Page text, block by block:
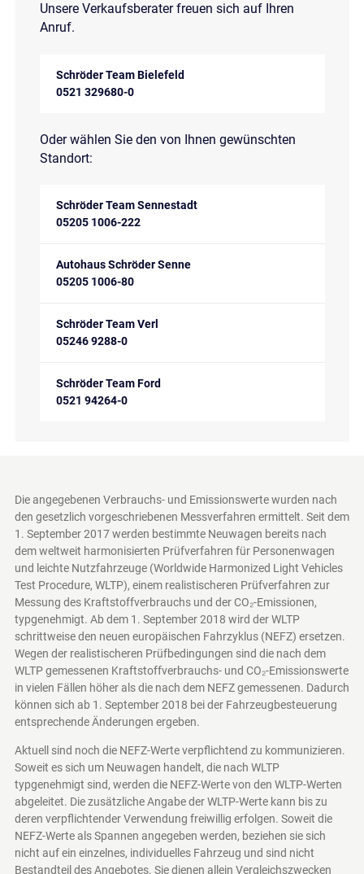
Unsere Verkaufsberater freuen sich auf Ihren
Anruf.
Schröder Team Bielefeld
0521 329680-0
Oder wählen Sie den von Ihnen gewünschten
Standort:
Schröder Team Sennestadt
05205 1006-222
Autohaus Schröder Senne
05205 1006-80
Schröder Team Verl
05246 9288-0
Schröder Team Ford
0521 94264-0
Die angegebenen Verbrauchs- und Emissionswerte wurden nach
den gesetzlich vorgeschriebenen Messverfahren ermittelt. Seit dem
1. September 2017 werden bestimmte Neuwagen bereits nach
dem weltweit harmonisierten Prüfverfahren für Personenwagen
und leichte Nutzfahrzeuge (Worldwide Harmonized Light Vehicles
Test Procedure, WLTP), einem realistischeren Prüfverfahren zur
Messung des Kraftstoffverbrauchs und der CO₂-Emissionen,
typgenehmigt. Ab dem 1. September 2018 wird der WLTP
schrittweise den neuen europäischen Fahrzyklus (NEFZ) ersetzen.
Wegen der realistischeren Prüfbedingungen sind die nach dem
WLTP gemessenen Kraftstoffverbrauchs- und CO₂-Emissionswerte
in vielen Fällen höher als die nach dem NEFZ gemessenen. Dadurch
können sich ab 1. September 2018 bei der Fahrzeugbesteuerung
entsprechende Änderungen ergeben.
Aktuell sind noch die NEFZ-Werte verpflichtend zu kommunizieren.
Soweit es sich um Neuwagen handelt, die nach WLTP
typgenehmigt sind, werden die NEFZ-Werte von den WLTP-Werten
abgeleitet. Die zusätzliche Angabe der WLTP-Werte kann bis zu
deren verpflichtender Verwendung freiwillig erfolgen. Soweit die
NEFZ-Werte als Spannen angegeben werden, beziehen sie sich
nicht auf ein einzelnes, individuelles Fahrzeug und sind nicht
Bestandteil des Angebotes. Sie dienen allein Vergleichszwecken